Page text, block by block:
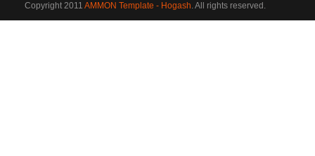
Copyright 2011 AMMON Template - Hogash. All rights reserved.